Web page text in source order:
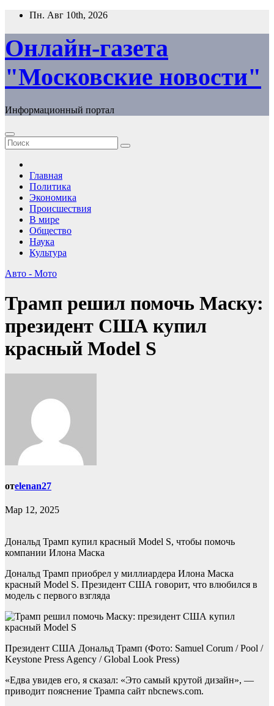
Перейти
содержимому
Пн. Авг 10th, 2026
Онлайн-газета
"Московские новости"
Информационный портал
Главная
Политика
Экономика
Происшествия
В мире
Общество
Наука
Культура
Авто - Мото
Трамп решил помочь Маску:
президент США купил
красный Model S
отelenan27
Мар 12, 2025
Дональд Трамп купил красный Model S, чтобы помочь
компании Илона Маска
Дональд Трамп приобрел у миллиардера Илона Маска
красный Model S. Президент США говорит, что влюбился в
модель с первого взгляда
Президент США Дональд Трамп (Фото: Samuel Corum / Pool /
Keystone Press Agency / Global Look Press)
«Едва увидев его, я сказал: «Это самый крутой дизайн», —
приводит пояснение Трампа сайт nbcnews.com.